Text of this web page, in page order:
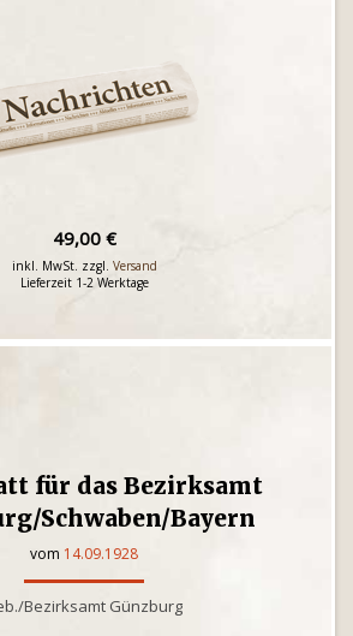
49,00 €
inkl. MwSt. zzgl. Versand
Lieferzeit 1-2 Werktage
für das Bezirksamt
Schwaben/Bayern
vom 14.09.1928
Bezirksamt Günzburg